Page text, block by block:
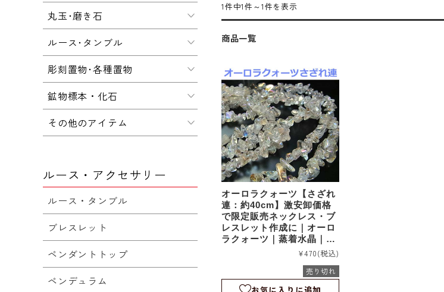
1件中1件～1件を表示
商品一覧
オーロラクォーツ【さざれ
連：約40cm】激安卸価格
で限定販売ネックレス・ブ
レスレット作成に｜オーロ
ラクォーツ｜蒸着水晶｜天
然石｜パワーストーン｜連
¥470(税込)
売り切れ
お気に入りに追加
丸玉･磨き石
ルース･タンブル
彫刻置物･各種置物
鉱物標本・化石
その他のアイテム
ルース・アクセサリー
ルース・タンブル
ブレスレット
ペンダントトップ
ペンデュラム